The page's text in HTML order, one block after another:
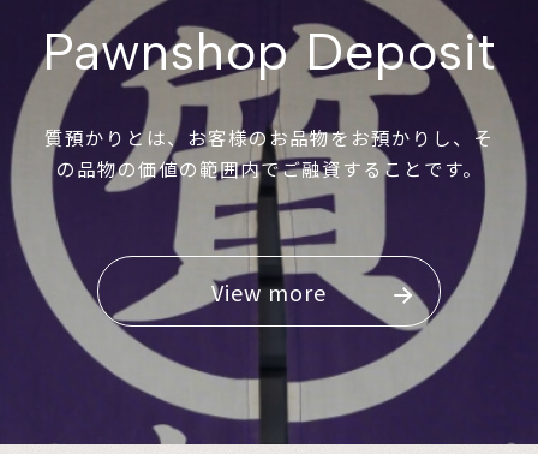
Pawnshop Deposit
質預かりとは、お客様のお品物をお預かりし、そ
の品物の価値の範囲内でご融資することです。
View more